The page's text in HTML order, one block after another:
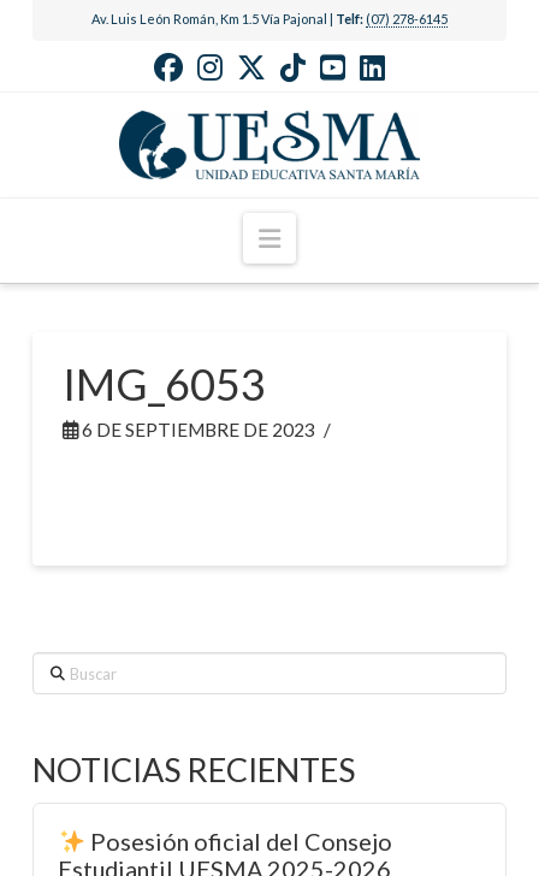
Av. Luis León Román, Km 1.5 Vía Pajonal | Telf: (07) 278-6145
Navigation
IMG_6053
6 DE SEPTIEMBRE DE 2023
Buscar
NOTICIAS RECIENTES
Posesión oficial del Consejo
Estudiantil UESMA 2025-2026